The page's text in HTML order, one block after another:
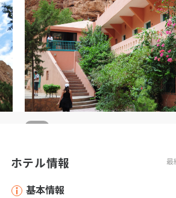
最
ホテル情報
基本情報